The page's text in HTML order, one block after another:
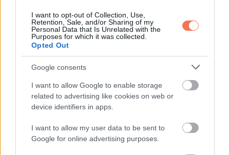
I want to opt-out of Collection, Use,
Retention, Sale, and/or Sharing of my
Personal Data that Is Unrelated with the
Purposes for which it was collected.
Opted Out
Google consents
I want to allow Google to enable storage
related to advertising like cookies on web or
device identifiers in apps.
I want to allow my user data to be sent to
Google for online advertising purposes.
Lucy Liu 22 és 50 éves korában